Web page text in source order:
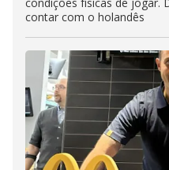
contar com o holandês